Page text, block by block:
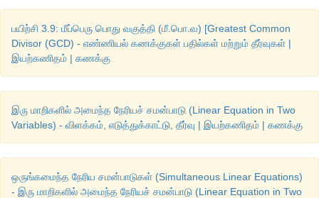
பயிற்சி 3.9: மீப்பெரு பொது வகுத்தி (மீ.பொ.வ) [Greatest Common
Divisor (GCD) - எண்ணியல் கணக்குகள் பதில்கள் மற்றும் தீர்வுகள் |
இயற்கணிதம் | கணக்கு
இரு மாறிகளில் அமைந்த நேரியச் சமன்பாடு (Linear Equation in Two
Variables) - விளக்கம், எடுத்துக்காட்டு, தீர்வு | இயற்கணிதம் | கணக்கு
ஒருங்கமைந்த நேரிய சமன்பாடுகள் (Simultaneous Linear Equations)
- இரு மாறிகளில் அமைந்த நேரியச் சமன்பாடு (Linear Equation in Two